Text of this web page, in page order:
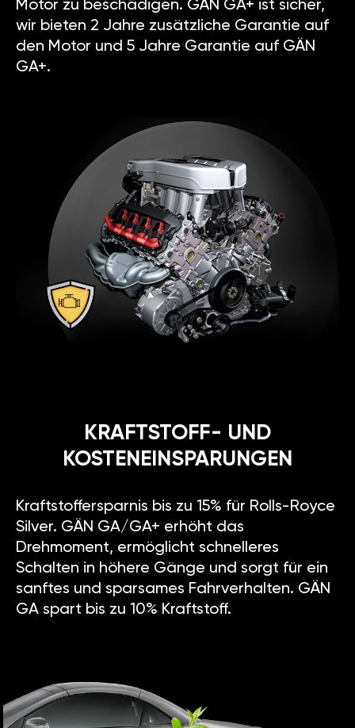
Motor zu beschädigen. GÄN GA+ ist sicher,
wir bieten 2 Jahre zusätzliche Garantie auf
den Motor und 5 Jahre Garantie auf GÄN
GA+.
KRAFTSTOFF- UND
KOSTENEINSPARUNGEN
Kraftstoffersparnis bis zu 15% für Rolls-Royce
Silver. GÄN GA/GA+ erhöht das
Drehmoment, ermöglicht schnelleres
Schalten in höhere Gänge und sorgt für ein
sanftes und sparsames Fahrverhalten. GÄN
GA spart bis zu 10% Kraftstoff.